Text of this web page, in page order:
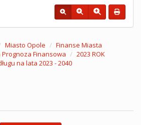
Miasto Opole
Finanse Miasta
Finansowa
2023 ROK
na lata 2023 - 2040